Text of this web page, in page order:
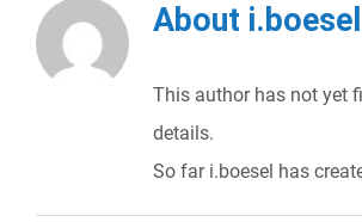
About i.boesel
This author has not yet
details.
So far i.boesel has